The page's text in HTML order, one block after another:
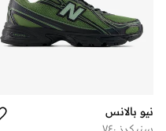
نيو بالانس